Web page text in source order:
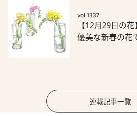
vol.1337
【12月29日の
優美な新春の花
連載記事一覧